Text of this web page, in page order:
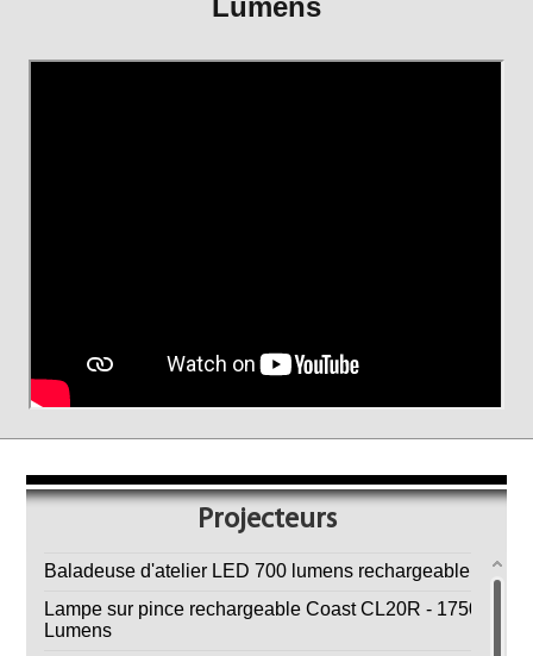
Projecteurs
Baladeuse d'atelier LED 700 lumens rechargeable
Lampe sur pince rechargeable Coast CL20R - 1750
Lumens